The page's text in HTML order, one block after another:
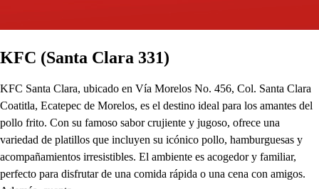
KFC (Santa Clara 331)
KFC Santa Clara, ubicado en Vía Morelos No. 456, Col. Santa Clara
Coatitla, Ecatepec de Morelos, es el destino ideal para los amantes del
pollo frito. Con su famoso sabor crujiente y jugoso, ofrece una
variedad de platillos que incluyen su icónico pollo, hamburguesas y
acompañamientos irresistibles. El ambiente es acogedor y familiar,
perfecto para disfrutar de una comida rápida o una cena con amigos.